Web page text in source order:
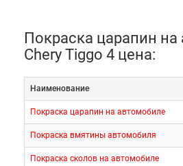
Покраска царапин
Chery Tiggo 4 цена:
Наименование
Покраска царапин на автомобиле
Покраска вмятины автомобиля
Покраска сколов на автомобиле